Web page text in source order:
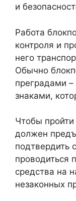
и
Работа
контроля и
него
Обычно
преградами
знаками,
Чтобы пройти
должен
подтвердить
проводиться
средства на
незаконных